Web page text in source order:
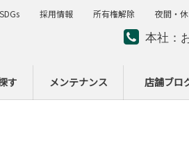
本社：
ー
す メンテナンス 店舗ブロ
採用情報 所有権解除 夜間・